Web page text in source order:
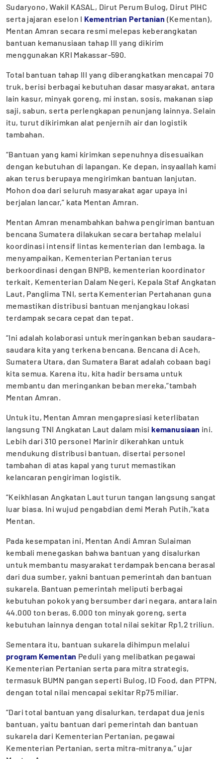
Sudaryono, Wakil KASAL, Dirut Perum Bulog, Dirut PIHC
serta jajaran eselon I Kementrian Pertanian (Kementan),
Mentan Amran secara resmi melepas keberangkatan
bantuan kemanusiaan tahap III yang dikirim
menggunakan KRI Makassar-590.
Total bantuan tahap III yang diberangkatkan mencapai 70
truk, berisi berbagai kebutuhan dasar masyarakat, antara
lain kasur, minyak goreng, mi instan, sosis, makanan siap
saji, sabun, serta perlengkapan penunjang lainnya. Selain
itu, turut dikirimkan alat penjernih air dan logistik
tambahan.
“Bantuan yang kami kirimkan sepenuhnya disesuaikan
dengan kebutuhan di lapangan. Ke depan, insyaallah kami
akan terus berupaya mengirimkan bantuan lanjutan.
Mohon doa dari seluruh masyarakat agar upaya ini
berjalan lancar,” kata Mentan Amran.
Mentan Amran menambahkan bahwa pengiriman bantuan
bencana Sumatera dilakukan secara bertahap melalui
koordinasi intensif lintas kementerian dan lembaga. Ia
menyampaikan, Kementerian Pertanian terus
berkoordinasi dengan BNPB, kementerian koordinator
terkait, Kementerian Dalam Negeri, Kepala Staf Angkatan
Laut, Panglima TNI, serta Kementerian Pertahanan guna
memastikan distribusi bantuan menjangkau lokasi
terdampak secara cepat dan tepat.
“Ini adalah kolaborasi untuk meringankan beban saudara-
saudara kita yang terkena bencana. Bencana di Aceh,
Sumatera Utara, dan Sumatera Barat adalah cobaan bagi
kita semua. Karena itu, kita hadir bersama untuk
membantu dan meringankan beban mereka,”tambah
Mentan Amran.
Untuk itu, Mentan Amran mengapresiasi keterlibatan
langsung TNI Angkatan Laut dalam misikemanusiaan ini.
Lebih dari 310 personel Marinir dikerahkan untuk
mendukung distribusi bantuan, disertai personel
tambahan di atas kapal yang turut memastikan
kelancaran pengiriman logistik.
“Keikhlasan Angkatan Laut turun tangan langsung sangat
luar biasa. Ini wujud pengabdian demi Merah Putih,”kata
Mentan.
Pada kesempatan ini, Mentan Andi Amran Sulaiman
kembali menegaskan bahwa bantuan yang disalurkan
untuk membantu masyarakat terdampak bencana berasal
dari dua sumber, yakni bantuan pemerintah dan bantuan
sukarela. Bantuan pemerintah meliputi berbagai
kebutuhan pokok yang bersumber dari negara, antara lain
44.000 ton beras, 6.000 ton minyak goreng, serta
kebutuhan lainnya dengan total nilai sekitar Rp1,2 triliun.
Sementara itu, bantuan sukarela dihimpun melalui
program Kementan Peduli yang melibatkan pegawai
Kementerian Pertanian serta para mitra strategis,
termasuk BUMN pangan seperti Bulog, ID Food, dan PTPN,
dengan total nilai mencapai sekitar Rp75 miliar.
“Dari total bantuan yang disalurkan, terdapat dua jenis
bantuan, yaitu bantuan dari pemerintah dan bantuan
sukarela dari Kementerian Pertanian, pegawai
Kementerian Pertanian, serta mitra-mitranya,” ujar